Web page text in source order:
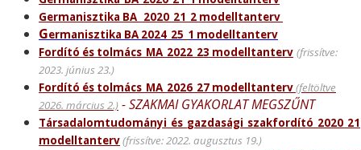
Germanisztika BA_ 2020_21_2 modelltanterv
Germanisztika BA 2024_25_1 modelltanterv
Fordító és tolmács_MA_2022_23 modelltanterv (frissítve:
2023. június 23.)
Fordító és tolmács_MA_2026_27 modelltanterv(feltöltve
2026. március 2.) - SZAKMAI GYAKORLAT MEGSZŰNT
Társadalomtudományi_és_gazdasági_szakfordító_2020_21
modelltanterv(frissítve: 2022. augusztus 19.)